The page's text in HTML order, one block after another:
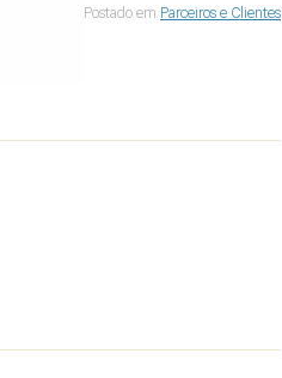
Postado em Parceiros e Clientes